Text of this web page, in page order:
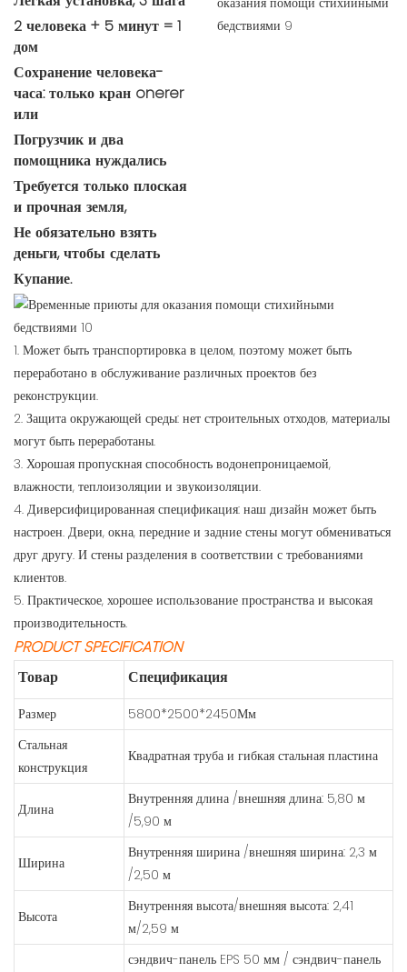
2 человека + 5 минут = 1
дом
Сохранение человека-
часа: только кран onerer
или
Погрузчик и два
помощника нуждались
Требуется только плоская
и прочная земля,
Не обязательно взять
деньги, чтобы сделать
Купание.
1. Может быть транспортировка в целом, поэтому может быть
переработано в обслуживание различных проектов без
реконструкции.
2. Защита окружающей среды: нет строительных отходов, материалы
могут быть переработаны.
3. Хорошая пропускная способность водонепроницаемой,
влажности, теплоизоляции и звукоизоляции.
4. Диверсифицированная спецификация: наш дизайн может быть
настроен. Двери, окна, передние и задние стены могут обмениваться
друг другу. И стены разделения в соответствии с требованиями
клиентов.
5. Практическое, хорошее использование пространства и высокая
производительность.
PRODUCT SPECIFICATION
Товар
Спецификация
Размер
5800*2500*2450Мм
Стальная
конструкция
Квадратная труба и гибкая стальная пластина
Длина
Внутренняя длина /внешняя длина: 5,80 м
/5,90 м
Ширина
Внутренняя ширина /внешняя ширина: 2,3 м
/2,50 м
Высота
Внутренняя высота/внешняя высота: 2,41
м/2,59 м
сэндвич-панель EPS 50 мм / сэндвич-панель